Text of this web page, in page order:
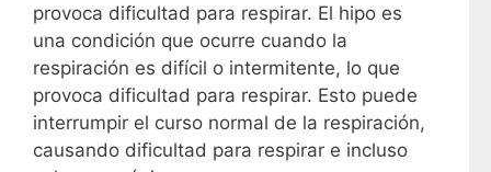
provoca dificultad para respirar. El hipo es
una condición que ocurre cuando la
respiración es difícil o intermitente, lo que
provoca dificultad para respirar. Esto puede
interrumpir el curso normal de la respiración,
causando dificultad para respirar e incluso